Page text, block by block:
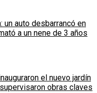
un auto desbarrancó en
a un nene de 3 años
el nuevo jardín
obras claves